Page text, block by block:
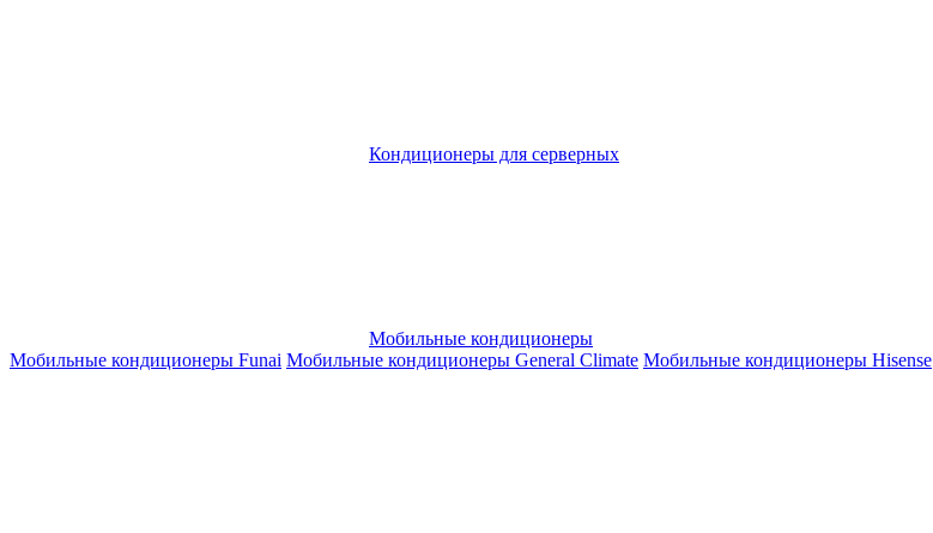
Кондиционеры для серверных
Мобильные кондиционеры
Мобильные кондиционеры Funai Мобильные кондиционеры General Climate Мобильные кондиционеры Hisense